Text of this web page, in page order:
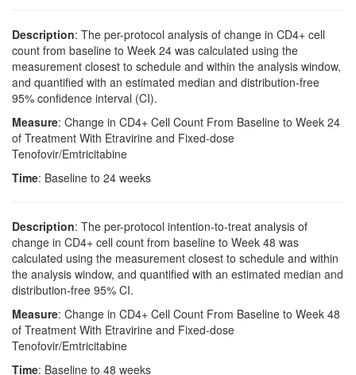
Description: The per-protocol analysis of change in CD4+ cell
count from baseline to Week 24 was calculated using the
measurement closest to schedule and within the analysis window,
and quantified with an estimated median and distribution-free
95% confidence interval (CI).
Measure: Change in CD4+ Cell Count From Baseline to Week 24
of Treatment With Etravirine and Fixed-dose
Tenofovir/Emtricitabine
Time: Baseline to 24 weeks
Description: The per-protocol intention-to-treat analysis of
change in CD4+ cell count from baseline to Week 48 was
calculated using the measurement closest to schedule and within
the analysis window, and quantified with an estimated median and
distribution-free 95% CI.
Measure: Change in CD4+ Cell Count From Baseline to Week 48
of Treatment With Etravirine and Fixed-dose
Tenofovir/Emtricitabine
Time: Baseline to 48 weeks